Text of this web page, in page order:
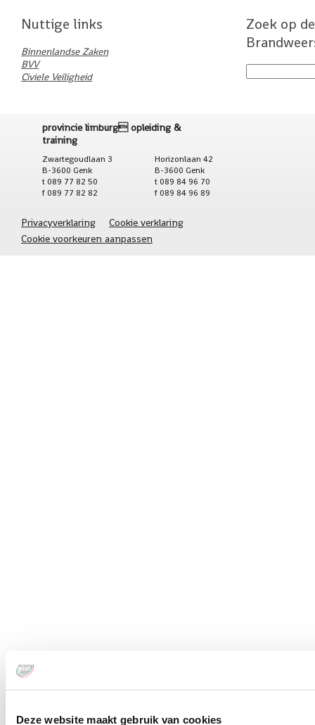
Deze website maakt gebruik van cookies
Nuttige links
Binnenlandse Zaken
BVV
Civiele Veiligheid
Zoek op
provincie limburg opleiding &
training
Zwartegoudlaan 3
B-3600 Genk
t 089 77 82 50
f 089 77 82 82
Horizonlaan 42
B-3600 Genk
t 089 84 96 70
f 089 84 96 89
Privacyverklaring
Cookie verklaring
Cookie voorkeuren aanpassen